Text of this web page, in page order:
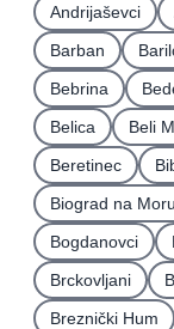
Andrijaševci
Barban
Bebrina
Belica
Beli
Beretinec
Biograd na Moru
Bogdanovci
Brckovljani
Breznički Hum